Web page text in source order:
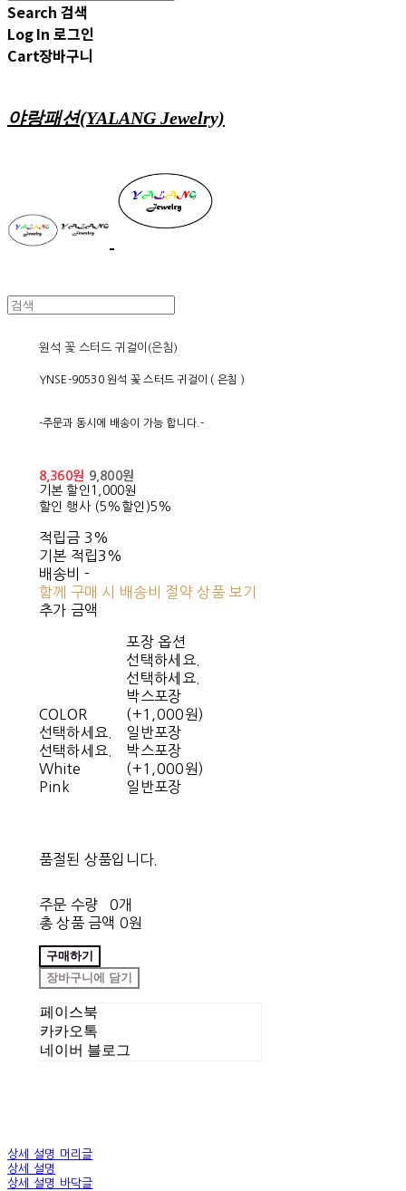
Search 검색
Log In 로그인
Cart장바구니
야랑패션(YALANG Jewelry)
원석 꽃 스터드 귀걸이(은침)
YNSE-90530 원석 꽃 스터드 귀걸이 ( 은침 )
-주문과 동시에 배송이 가능 합니다.-
8,360원
9,800원
기본 할인 1,000원
할인 행사 (5%할인)5%
적립금 3%
기본 적립3%
배송비 -
함께 구매 시 배송비 절약 상품 보기
추가 금액
COLOR
선택하세요.
선택하세요.
White
Pink
포장 옵션
선택하세요.
선택하세요.
박스포장
(+1,000원)
일반포장
박스포장
(+1,000원)
일반포장
품절된 상품입니다.
주문 수량
0개
총 상품 금액 0원
구매하기
장바구니에 담기
페이스북
카카오톡
네이버 블로그
상세 설명 머리글
상세 설명
상세 설명 바닥글